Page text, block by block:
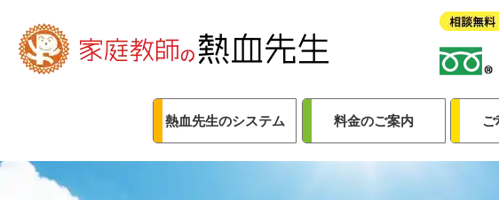
熱血先生のシステム 料金のご案内 ご